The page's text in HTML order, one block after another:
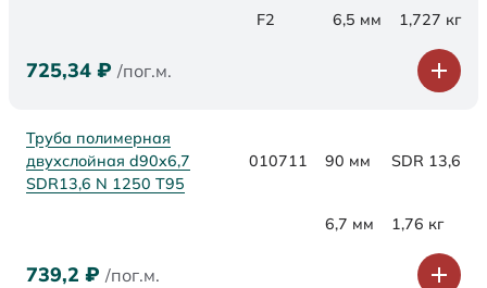
F2 6,5 мм 1,727 кг
725,34 ₽ /пог.м.
Труба полимерная
двухслойная d90x6,7
SDR13,6 N 1250 Т95
010711 90 мм SDR 13,6
6,7 мм 1,76 кг
739,2 ₽ /пог.м.